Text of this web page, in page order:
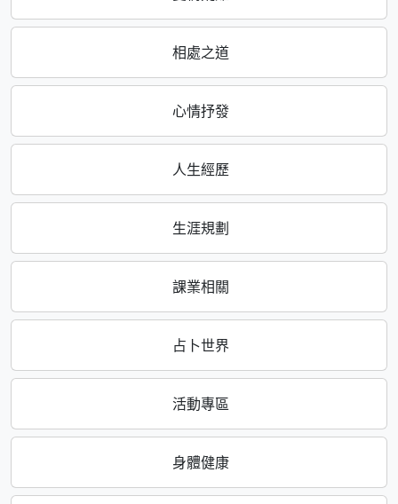
相處之道
心情抒發
人生經歷
生涯規劃
課業相關
占卜世界
活動專區
身體健康